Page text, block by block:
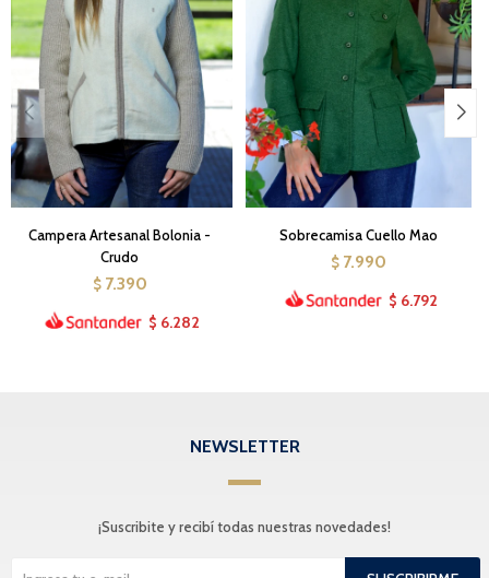
Campera Artesanal Bolonia -
Crudo
$ 7.390
$ 6.282
Sobrecamisa Cuello Mao
$ 7.990
$ 6.792
NEWSLETTER
¡Suscribite y recibí todas nuestras novedades!